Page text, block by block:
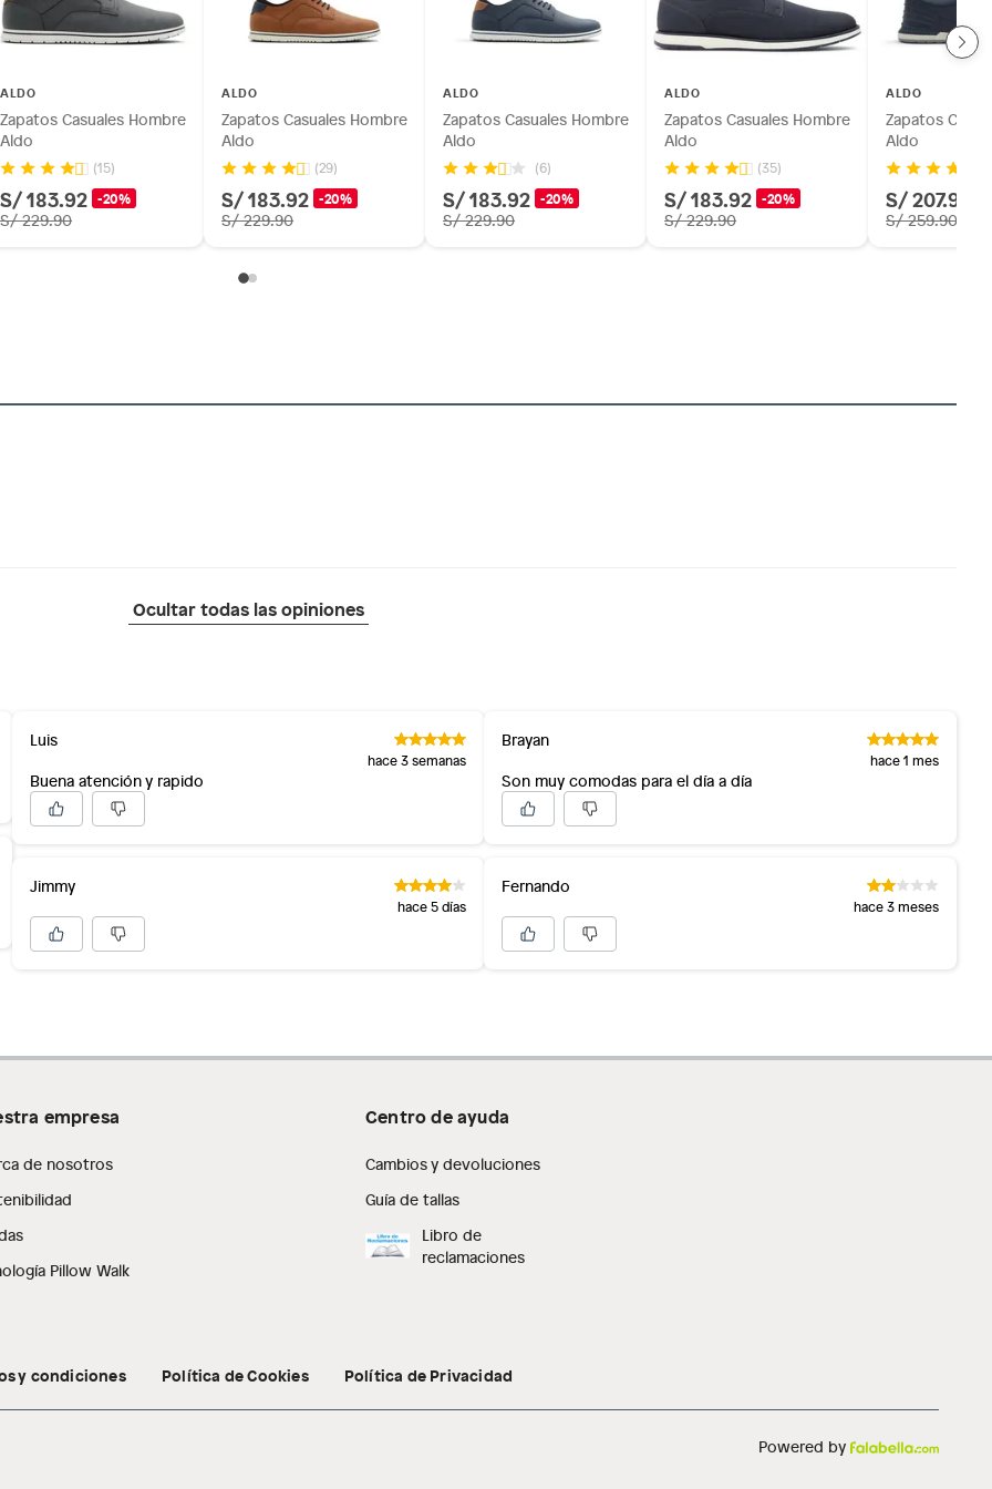
tecnología, línea blanca, colchones, muebles,
suplementos alimenticios, vitaminas.
ALDO
Zapatos Casuales Hombre
Aldo
(15)
S/ 183.92 -20%
S/ 229.90
ALDO
Zapatos Casuales Hombre
Aldo
(29)
S/ 183.92 -20%
S/ 229.90
ALDO
Zapatos Casuales Hombre
Aldo
(6)
S/ 183.92 -20%
S/ 229.90
ALDO
Zapatos Casuales Hombre
Aldo
(35)
S/ 183.92 -20%
S/ 229.90
ALDO
Zapatos
Aldo
S/ 207.92
S/ 259.90
Ocultar todas las opiniones
Luis
hace 3 semanas
Buena atención y rapido
Jimmy
hace 5 días
Brayan
hace 1 mes
Son muy comodas para el día a día
Fernando
hace 3 meses
empresa
de nosotros
Pillow Walk
Centro de ayuda
Cambios y devoluciones
Guía de tallas
Libro de
reclamaciones
y condiciones Política de Cookies Política de Privacidad
Powered by